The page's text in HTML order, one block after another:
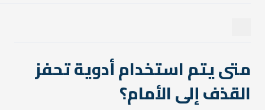
متى يتم استخدام أدوية تحفز
القذف إلى الأمام؟